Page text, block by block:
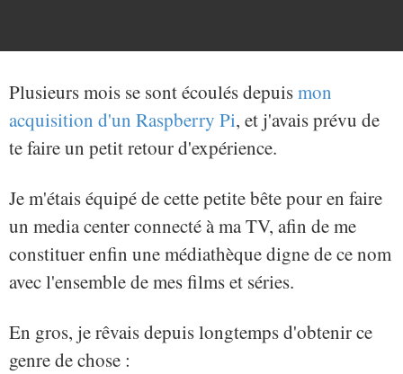
Plusieurs mois se sont écoulés depuismon
acquisition d'un Raspberry Pi, et j'avais prévu de
te faire un petit retour d'expérience.
Je m'étais équipé de cette petite bête pour en faire
un media center connecté à ma TV, afin de me
constituer enfin une médiathèque digne de ce nom
avec l'ensemble de mes films et séries.
En gros, je rêvais depuis longtemps d'obtenir ce
genre de chose :